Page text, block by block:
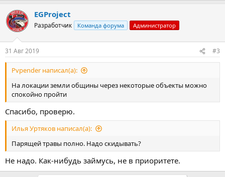
EGProject
Разработчик Команда форума Администратор
31 Авг 2019 #3
Pvpender написал(а):
На локации земли общины через некоторые объекты можно
спокойно пройти
Спасибо, проверю.
Илья Уртяков написал(а):
Парящей травы полно. Надо скидывать?
Не надо. Как-нибудь займусь, не в приоритете.